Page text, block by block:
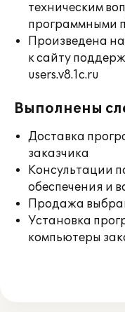
техническим
программными
Произведена
к сайту
users.v8.1c.ru
Выполнены
Доставка
заказчика
Консультации
обеспечения и
Продажа
Установка
компьютеры